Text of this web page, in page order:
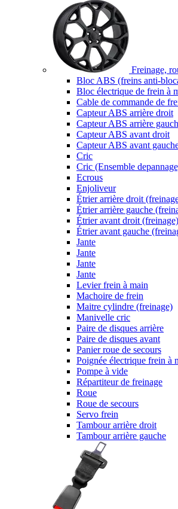
Freinage,
Bloc ABS (freins anti-
Bloc électrique de frein à
Cable de commande de
Capteur ABS arrière droit
Capteur ABS arrière
Capteur ABS avant droit
Capteur ABS avant
Cric
Cric (Ensemble
Ecrous
Enjoliveur
Étrier arrière droit
Étrier arrière gauche
Étrier avant droit (freinage)
Étrier avant gauche
Jante
Jante
Jante
Jante
Levier frein à main
Machoire de frein
Maitre cylindre (freinage)
Manivelle cric
Paire de disques arrière
Paire de disques avant
Panier roue de secours
Poignée électrique frein à
Pompe à vide
Répartiteur de freinage
Roue
Roue de secours
Servo frein
Tambour arrière droit
Tambour arrière gauche